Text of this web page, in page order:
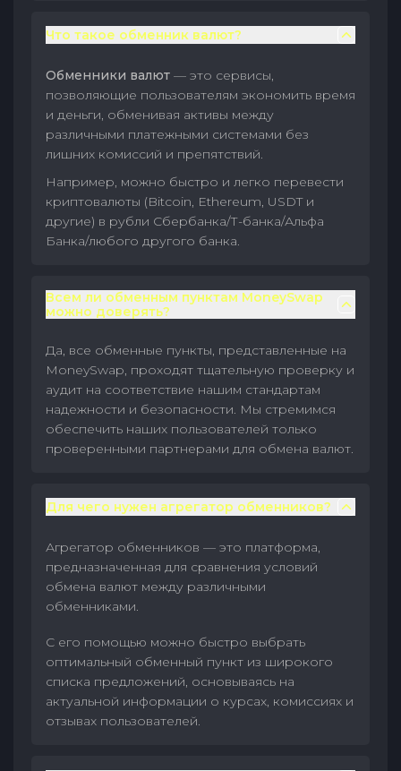
Что такое обменник валют?
Обменники валют — это сервисы,
позволяющие пользователям экономить время
и деньги, обменивая активы между
различными платежными системами без
лишних комиссий и препятствий.
Например, можно быстро и легко перевести
криптовалюты (Bitcoin, Ethereum, USDT и
другие) в рубли Сбербанка/Т-банка/Альфа
Банка/любого другого банка.
Всем ли обменным пунктам MoneySwap
можно доверять?
Да, все обменные пункты, представленные на
MoneySwap, проходят тщательную проверку и
аудит на соответствие нашим стандартам
надежности и безопасности. Мы стремимся
обеспечить наших пользователей только
проверенными партнерами для обмена валют.
Для чего нужен агрегатор обменников?
Агрегатор обменников — это платформа,
предназначенная для сравнения условий
обмена валют между различными
обменниками.
С его помощью можно быстро выбрать
оптимальный обменный пункт из широкого
списка предложений, основываясь на
актуальной информации о курсах, комиссиях и
отзывах пользователей.